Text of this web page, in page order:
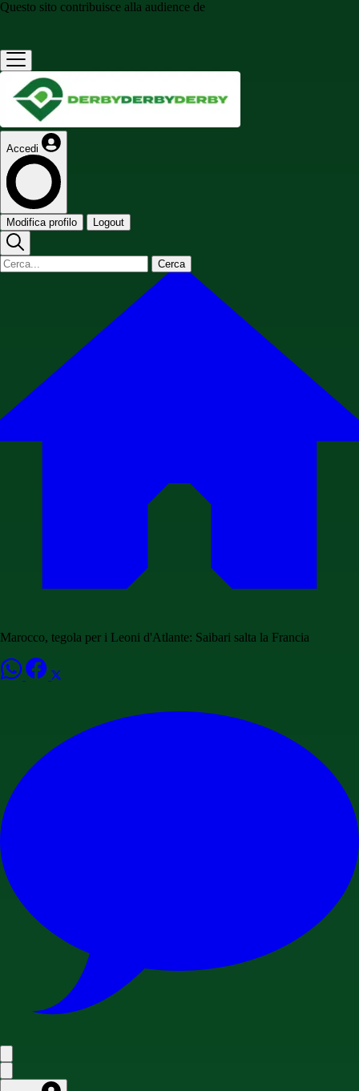
Questo sito contribuisce alla audience de
Accedi
Modifica profilo Logout
Cerca
Marocco, tegola per i Leoni d'Atlante: Saibari salta la Francia